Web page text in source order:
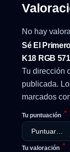
No hay
Sé El
K18 RGB
Tu dirección
publicada.
marcados
Tu puntuación *
Tu valoración *